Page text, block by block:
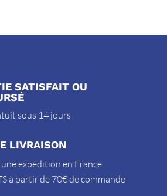
SATISFAIT OU
sous 14 jours
LIVRAISON
expédition en France
à partir de 70€ de commande